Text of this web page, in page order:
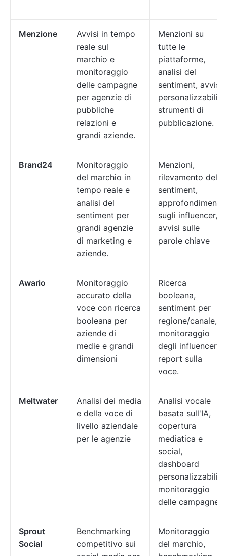
Menzione
Avvisi in tempo
reale sul
marchio e
monitoraggio
delle campagne
per agenzie di
pubbliche
relazioni e
grandi aziende.
Menzioni su
tutte le
piattaforme,
analisi del
sentiment, avvisi
personalizzabili,
strumenti di
pubblicazione.
Brand24
Monitoraggio
del marchio in
tempo reale e
analisi del
sentiment per
grandi agenzie
di marketing e
aziende.
Menzioni,
rilevamento del
sentiment,
approfondimenti
sugli influencer,
avvisi sulle
parole chiave
Awario
Monitoraggio
accurato della
voce con ricerca
booleana per
aziende di
medie e grandi
dimensioni
Ricerca
booleana,
sentiment per
regione/canale,
monitoraggio
degli influencer,
report sulla
voce.
Meltwater
Analisi dei media
e della voce di
livello aziendale
per le agenzie
Analisi vocale
basata sull'IA,
copertura
mediatica e
social,
dashboard
personalizzabili,
monitoraggio
delle campagne.
Sprout
Social
Benchmarking
competitivo sui
Monitoraggio
del marchio,